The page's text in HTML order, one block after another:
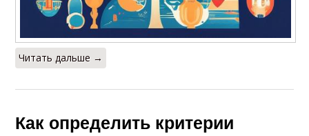
Читать дальше →
Как определить критерии